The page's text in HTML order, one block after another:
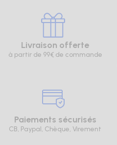
Livraison offerte
à partir de 99€ de commande
Paiements sécurisés
CB, Paypal, Chèque, Virement